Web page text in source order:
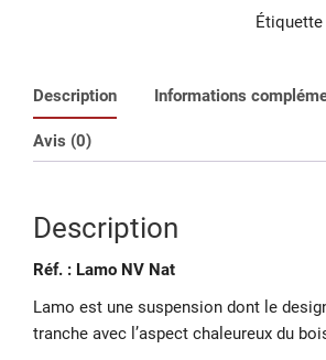
Étiquette
Description Informations
Avis (0)
Description
Réf. : Lamo NV Nat
Lamo est une suspension dont le
tranche avec l’aspect chaleureux du